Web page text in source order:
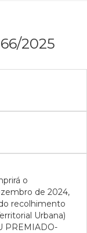
2025
o
de 2024,
recolhimento
Urbana)
PREMIADO-